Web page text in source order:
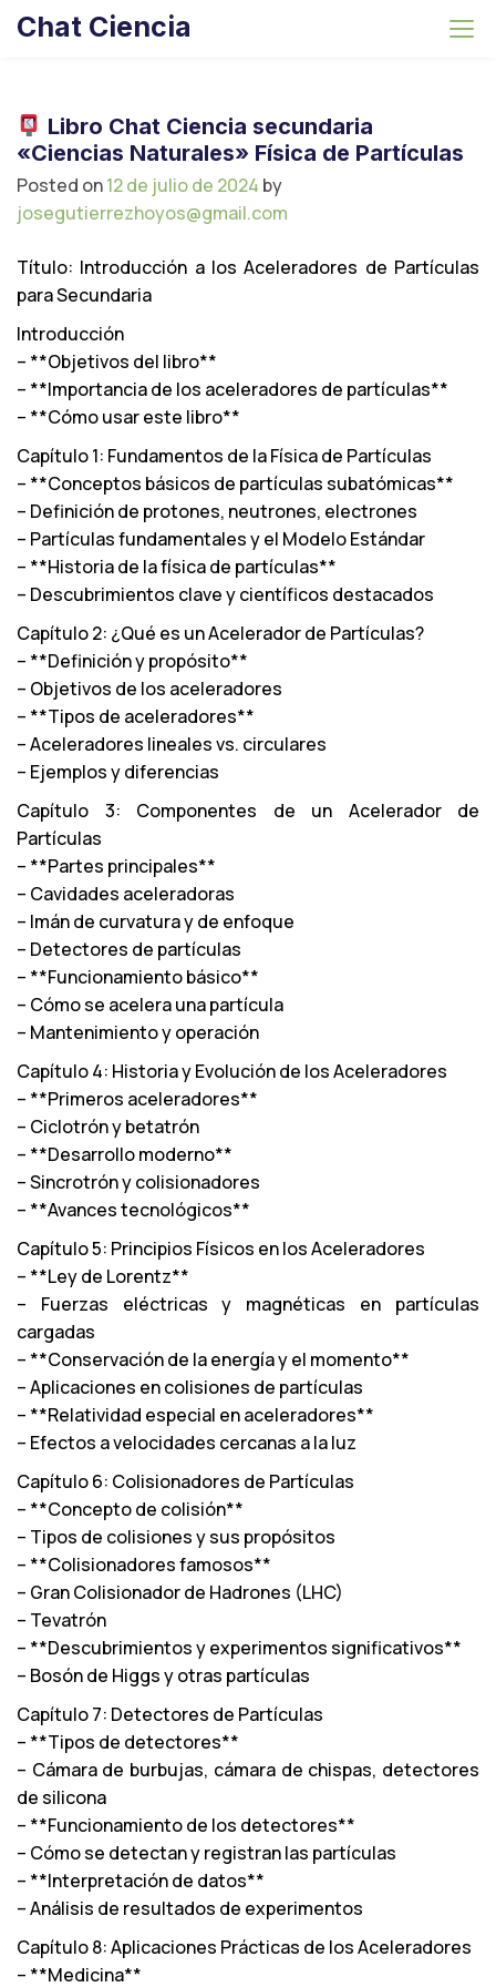
Chat Ciencia
Libro Chat Ciencia secundaria
«Ciencias Naturales» Física de Partículas
Posted on12 de julio de 2024 by
josegutierrezhoyos@gmail.com
Título: Introducción a los Aceleradores de Partículas
para Secundaria
Introducción
– **Objetivos del libro**
– **Importancia de los aceleradores de partículas**
– **Cómo usar este libro**
Capítulo 1: Fundamentos de la Física de Partículas
– **Conceptos básicos de partículas subatómicas**
– Definición de protones, neutrones, electrones
– Partículas fundamentales y el Modelo Estándar
– **Historia de la física de partículas**
– Descubrimientos clave y científicos destacados
Capítulo 2: ¿Qué es un Acelerador de Partículas?
– **Definición y propósito**
– Objetivos de los aceleradores
– **Tipos de aceleradores**
– Aceleradores lineales vs. circulares
– Ejemplos y diferencias
Capítulo 3: Componentes de un Acelerador de
Partículas
– **Partes principales**
– Cavidades aceleradoras
– Imán de curvatura y de enfoque
– Detectores de partículas
– **Funcionamiento básico**
– Cómo se acelera una partícula
– Mantenimiento y operación
Capítulo 4: Historia y Evolución de los Aceleradores
– **Primeros aceleradores**
– Ciclotrón y betatrón
– **Desarrollo moderno**
– Sincrotrón y colisionadores
– **Avances tecnológicos**
Capítulo 5: Principios Físicos en los Aceleradores
– **Ley de Lorentz**
– Fuerzas eléctricas y magnéticas en partículas
cargadas
– **Conservación de la energía y el momento**
– Aplicaciones en colisiones de partículas
– **Relatividad especial en aceleradores**
– Efectos a velocidades cercanas a la luz
Capítulo 6: Colisionadores de Partículas
– **Concepto de colisión**
– Tipos de colisiones y sus propósitos
– **Colisionadores famosos**
– Gran Colisionador de Hadrones (LHC)
– Tevatrón
– **Descubrimientos y experimentos significativos**
– Bosón de Higgs y otras partículas
Capítulo 7: Detectores de Partículas
– **Tipos de detectores**
– Cámara de burbujas, cámara de chispas, detectores
de silicona
– **Funcionamiento de los detectores**
– Cómo se detectan y registran las partículas
– **Interpretación de datos**
– Análisis de resultados de experimentos
Capítulo 8: Aplicaciones Prácticas de los Aceleradores
– **Medicina**